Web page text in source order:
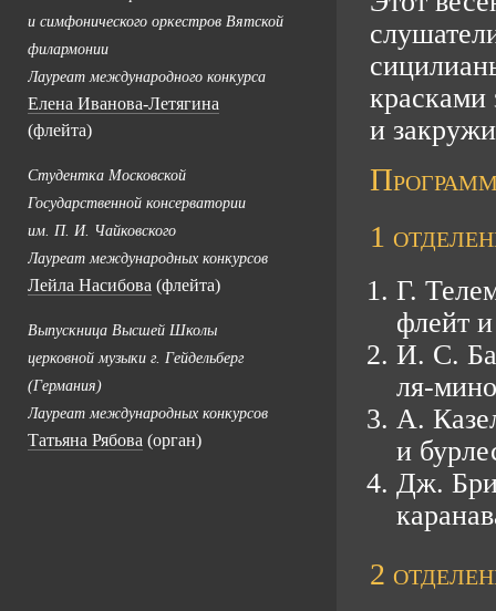
и симфонического оркестров Вятской
филармонии
Лауреат международного конкурса
Елена Иванова-Летягина
(флейта)
Студентка Московской
Государственной консерватории
им. П. И. Чайковского
Лауреат международных конкурсов
Лейла Насибова (флейта)
Выпускница Высшей Школы
церковной музыки г. Гейдельберг
(Германия)
Лауреат международных конкурсов
Татьяна Рябова (орган)
красками
и
1
Г.
флейт
И. С.
ля-
А.
и
Дж.
2